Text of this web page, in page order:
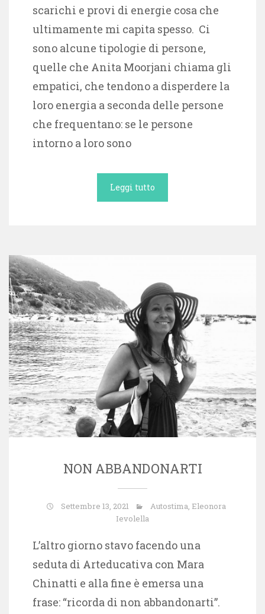
scarichi e provi di energie cosa che
ultimamente mi capita spesso. Ci
sono alcune tipologie di persone,
quelle che Anita Moorjani chiama gli
empatici, che tendono a disperdere la
loro energia a seconda delle persone
che frequentano: se le persone
intorno a loro sono
Leggi tutto
NON ABBANDONARTI
Settembre 13, 2021 Autostima, Eleonora
Ievolella
L’altro giorno stavo facendo una
seduta di Arteducativa con Mara
Chinatti e alla fine è emersa una
frase: “ricorda di non abbandonarti”.